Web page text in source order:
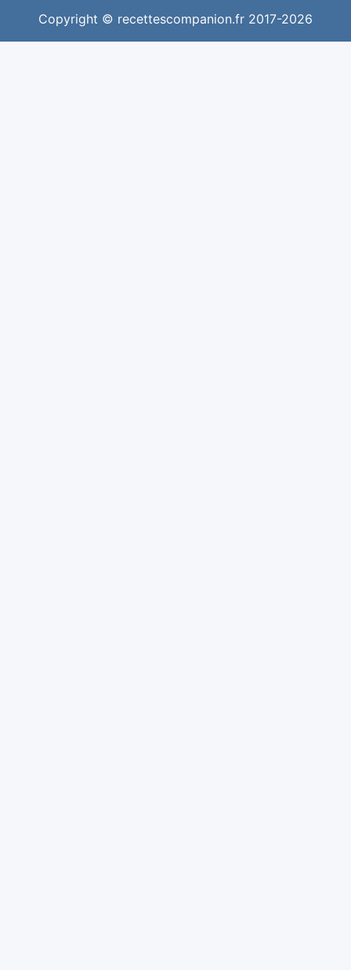
Copyright © recettescompanion.fr 2017-2026